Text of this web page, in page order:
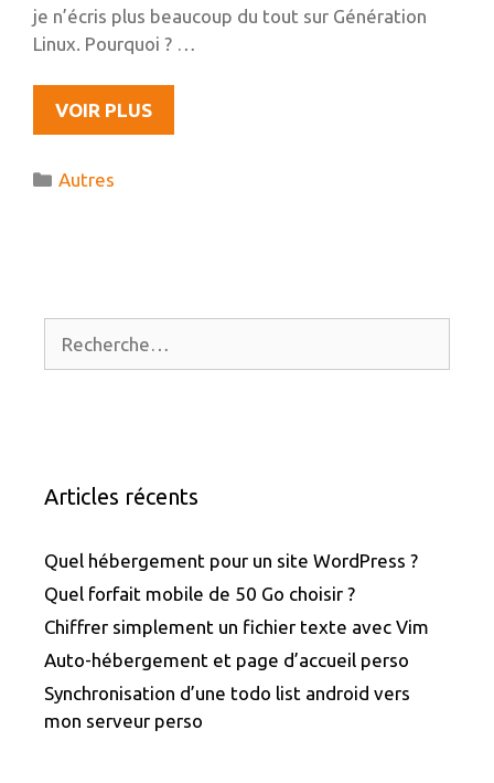
je n’écris plus beaucoup du tout sur Génération
Linux. Pourquoi ? …
VOIR PLUSNOUVELLES
Catégories
Autres
Articles récents
Quel hébergement pour un site WordPress ?
Quel forfait mobile de 50 Go choisir ?
Chiffrer simplement un fichier texte avec Vim
Auto-hébergement et page d’accueil perso
Synchronisation d’une todo list android vers
mon serveur perso